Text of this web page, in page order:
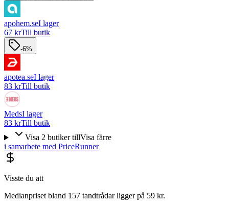
apohem.seI lager
67 krTill butik
-6%
apotea.seI lager
83 krTill butik
MedsI lager
83 krTill butik
Visa 2 butiker tillVisa färre
i samarbete med PriceRunner
Visste du att
Medianpriset bland 157 tandtrådar ligger på 59 kr.